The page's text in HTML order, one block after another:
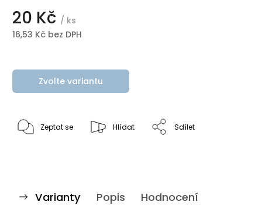
20 Kč / ks
16,53 Kč bez DPH
Zvolte variantu
Zeptat se Hlídat Sdílet
Varianty Popis Hodnocení